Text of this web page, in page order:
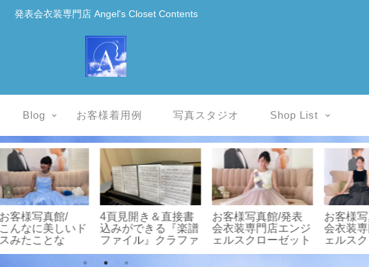
発表会衣装専門店 Angel's Closet Contents
Blog お客様着用例 写真スタジオ Shop List
お客様写真館/発表
会衣装専門店エンジ
ェルスクローゼット
★ピアノ発表会ヘア
セット/プチモデル
撮影♪
★お客様写真館/子
供ドレスレンタル
Angel’sCloset
お客
会衣
ェル